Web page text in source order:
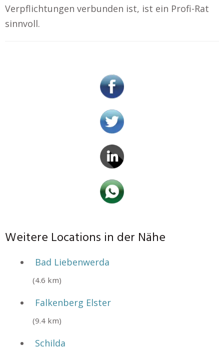
Verpflichtungen verbunden ist, ist ein Profi-Rat
sinnvoll.
Weitere Locations in der Nähe
Bad Liebenwerda
(4.6 km)
Falkenberg Elster
(9.4 km)
Schilda